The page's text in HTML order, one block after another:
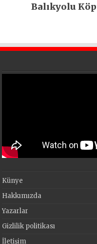
Balıkyolu
Künye
Hakkımızda
Yazarlar
Gizlilik politikası
İletişim